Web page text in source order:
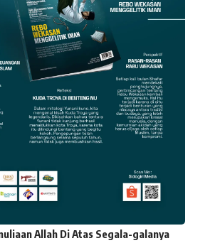
Allah Di Atas Segala-galanya